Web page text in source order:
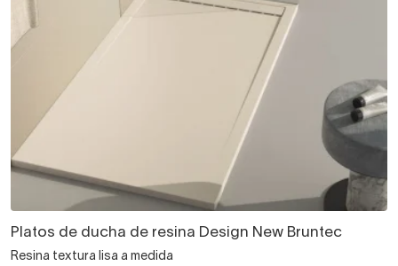
Platos de ducha de resina Design New Bruntec
Resina textura lisa a medida